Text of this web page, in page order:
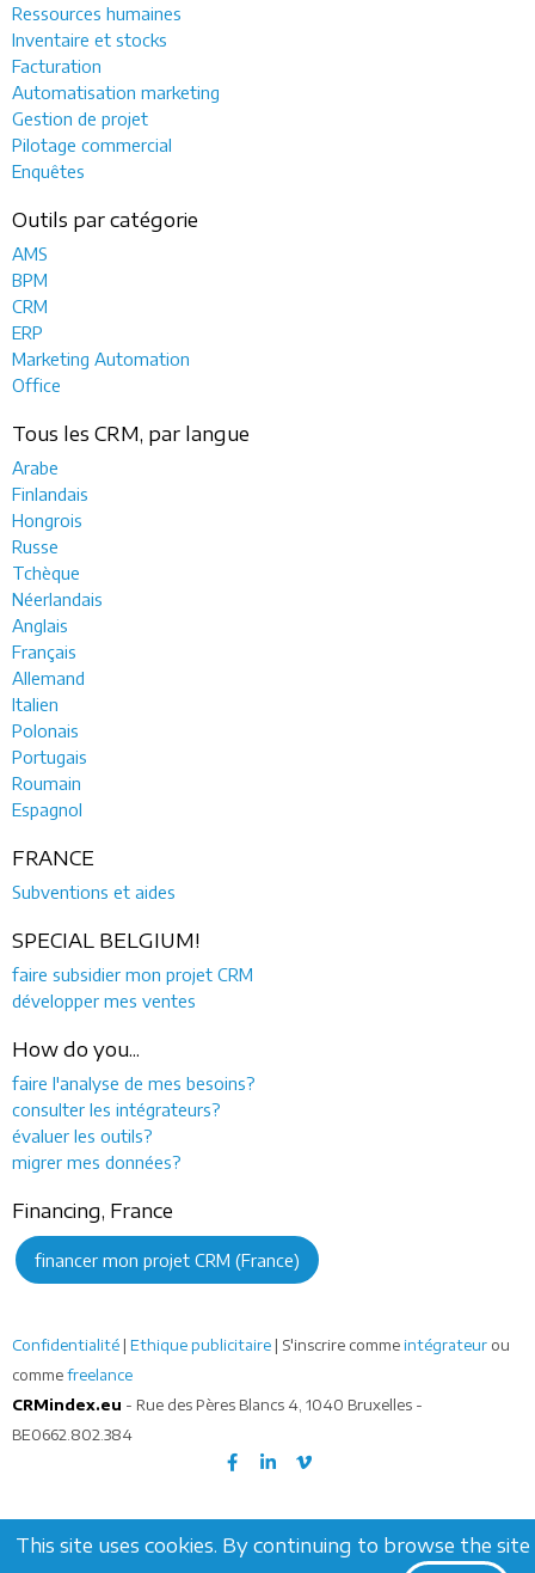
Ressources humaines
Inventaire et stocks
Facturation
Automatisation marketing
Gestion de projet
Pilotage commercial
Enquêtes
Outils par catégorie
AMS
BPM
CRM
ERP
Marketing Automation
Office
Tous les CRM, par langue
Arabe
Finlandais
Hongrois
Russe
Tchèque
Néerlandais
Anglais
Français
Allemand
Italien
Polonais
Portugais
Roumain
Espagnol
FRANCE
Subventions et aides
SPECIAL BELGIUM!
faire subsidier mon projet CRM
développer mes ventes
How do you...
faire l'analyse de mes besoins?
consulter les intégrateurs?
évaluer les outils?
migrer mes données?
Financing, France
financer mon projet CRM (France)
Confidentialité | Ethique publicitaire | S'inscrire comme intégrateur ou
comme freelance
CRMindex.eu - Rue des Pères Blancs 4, 1040 Bruxelles -
BE0662.802.384
This site uses cookies. By continuing to browse the site